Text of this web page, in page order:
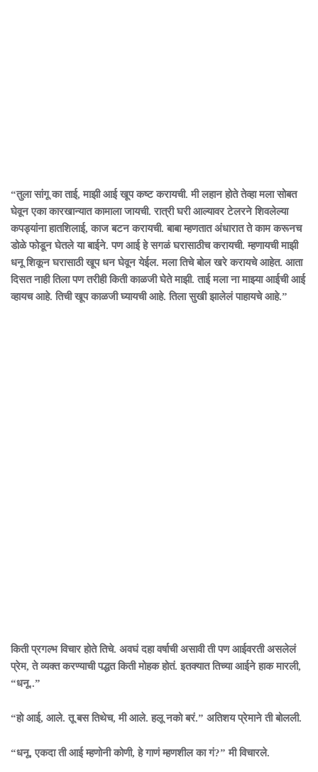
“तुला सांगू का ताई, माझी आई खूप कष्ट करायची. मी लहान होते तेव्हा मला सोबत
घेवून एका कारखान्यात कामाला जायची. रात्री घरी आल्यावर टेलरने शिवलेल्या
कपड्यांना हातशिलाई, काज बटन करायची. बाबा म्हणतात अंधारात ते काम करूनच
डोळे फोडून घेतले या बाईने. पण आई हे सगळं घरासाठीच करायची. म्हणायची माझी
धनू शिकून घरासाठी खूप धन घेवून येईल. मला तिचे बोल खरे करायचे आहेत. आता
दिसत नाही तिला पण तरीही किती काळजी घेते माझी. ताई मला ना माझ्या आईची आई
व्हायच आहे. तिची खूप काळजी घ्यायची आहे. तिला सुखी झालेलं पाहायचे आहे.”
किती प्रगल्भ विचार होते तिचे. अवघं दहा वर्षाची असावी ती पण आईवरती असलेलं
प्रेम, ते व्यक्त करण्याची पद्धत किती मोहक होतं. इतक्यात तिच्या आईने हाक मारली,
“धनू..”
“हो आई, आले. तू बस तिथेच, मी आले. हलू नको बरं.” अतिशय प्रेमाने ती बोलली.
“धनू, एकदा ती आई म्हणोनी कोणी, हे गाणं म्हणशील का गं?” मी विचारले.